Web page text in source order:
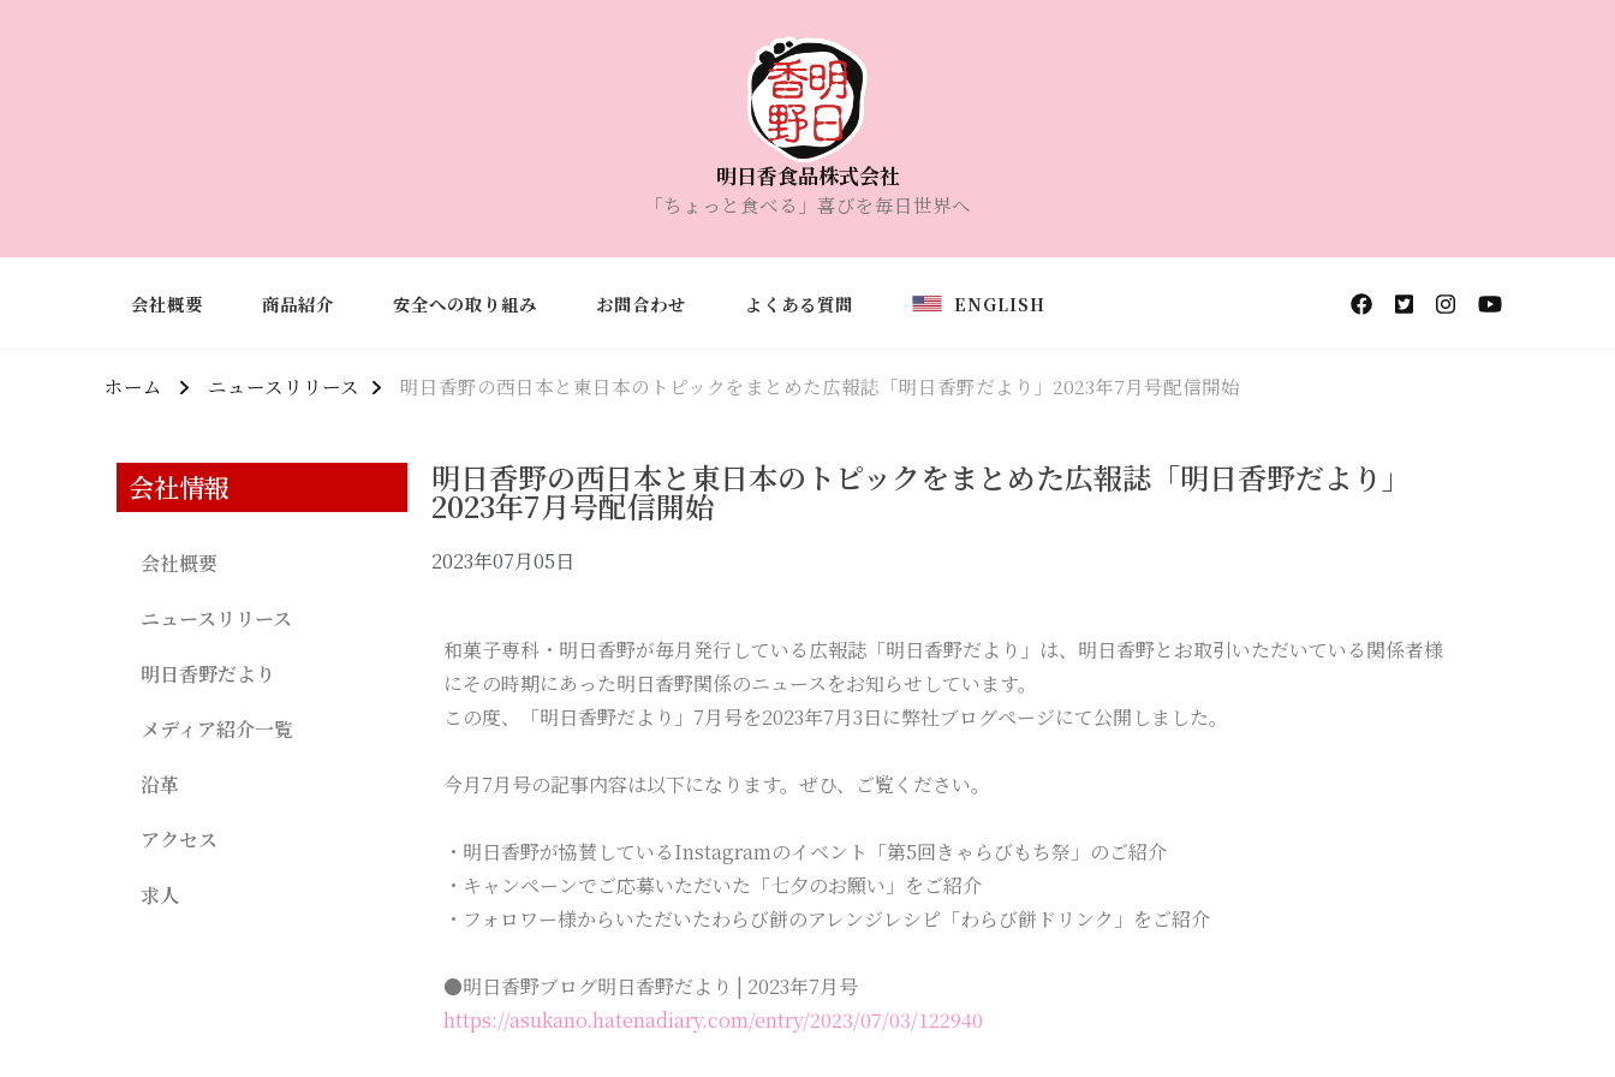
明日香食品株式会社
「ちょっと食べる」喜びを毎日世界へ
会社概要 商品紹介 安全への取り組み お問合わせ よくある質問 ENGLISH
ホーム ニュースリリース 明日香野の西日本と東日本のトピックをまとめた広報誌「明日香野だより」2023年7月号配信開始
会社情報
会社概要
ニュースリリース
明日香野だより
メディア紹介一覧
沿革
アクセス
求人
明日香野の西日本と東日本のトピックをまとめた広報誌「明日香野だより」
2023年7月号配信開始
2023年07月05日
和菓子専科・明日香野が毎月発行している広報誌「明日香野だより」は、明日香野とお取引いただいている関係者様
にその時期にあった明日香野関係のニュースをお知らせしています。
この度、「明日香野だより」7月号を2023年7月3日に弊社ブログページにて公開しました。
今月7月号の記事内容は以下になります。ぜひ、ご覧ください。
・明日香野が協賛しているInstagramのイベント「第5回きゃらびもち祭」のご紹介
・キャンペーンでご応募いただいた「七夕のお願い」をご紹介
・フォロワー様からいただいたわらび餅のアレンジレシピ「わらび餅ドリンク」をご紹介
●明日香野ブログ明日香野だより | 2023年7月号
https://asukano.hatenadiary.com/entry/2023/07/03/122940